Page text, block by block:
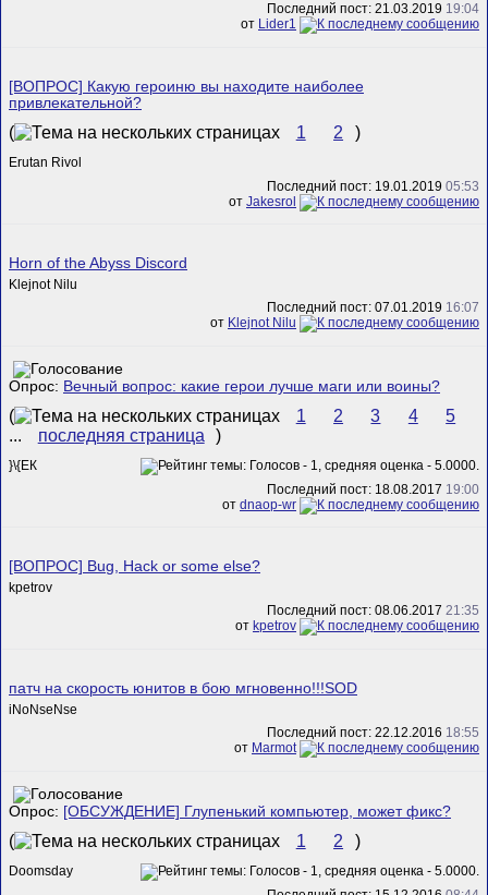
Последний пост: 21.03.2019 19:04
от Lider1
[ВОПРОС] Какую героиню вы находите наиболее
привлекательной?
( 1 2 )
Erutan Rivol
Последний пост: 19.01.2019 05:53
от Jakesrol
Horn of the Abyss Discord
Klejnot Nilu
Последний пост: 07.01.2019 16:07
от Klejnot Nilu
Опрос: Вечный вопрос: какие герои лучше маги или воины?
( 1 2 3 4
5
...
последняя страница )
}\{ЕК
Последний пост: 18.08.2017 19:00
от dnaop-wr
[ВОПРОС] Bug, Hack or some else?
kpetrov
Последний пост: 08.06.2017 21:35
от kpetrov
патч на скорость юнитов в бою мгновенно!!!SOD
iNoNseNse
Последний пост: 22.12.2016 18:55
от Marmot
Опрос: [ОБСУЖДЕНИЕ] Глупенький компьютер, может фикс?
( 1 2 )
Doomsday